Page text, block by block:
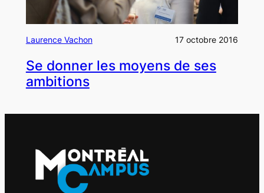
Laurence Vachon 17 octobre 2016
Se donner les moyens de ses
ambitions